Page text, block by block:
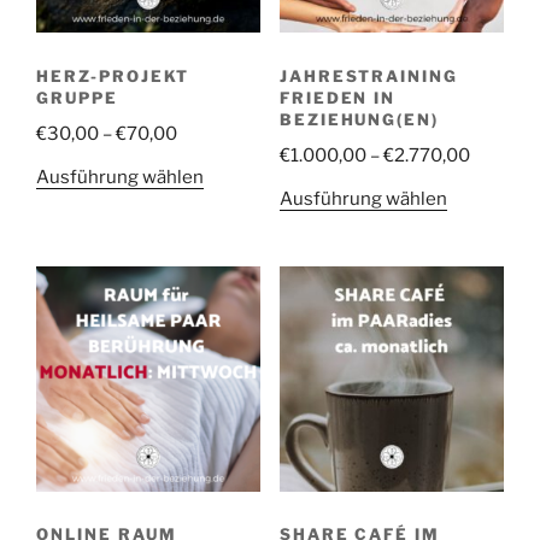
der
der
gewählt
HERZ-PROJEKT
GRUPPE
€30,00 –€70,00Preisspanne:
bis
Ausführung wählen
mehrere
Varianten
auf.
Die
Optionen
können
auf
der
Produktseite
JAHRESTRAINING
FRIEDEN IN
BEZIEHUNG(EN)
€1.000,00 –€2.770,00
Ausführung wählenDieses
mehrere
Varianten
auf.
Die
Optionen
können
auf
der
ONLINE RAUM SHARE CAFÉ IM